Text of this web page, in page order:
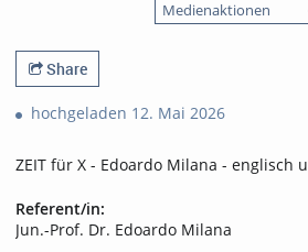
Medienaktionen
Share
hochgeladen 12. Mai 2026
ZEIT für X - Edoardo Milana - englisch
Referent/in:
Jun.-Prof. Dr. Edoardo Milana